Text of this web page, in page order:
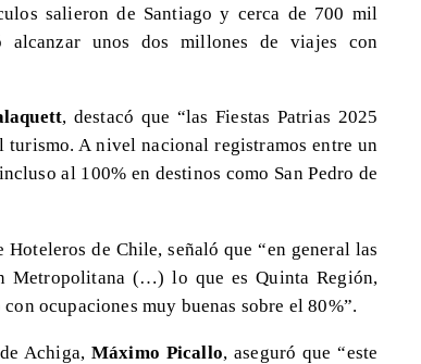
salieron de Santiago y cerca de 700 mil
unos dos millones de viajes con
, destacó que “las Fiestas Patrias 2025
A nivel nacional registramos entre un
al 100% en destinos como San Pedro de
Hoteleros de Chile, señaló que “en general las
Metropolitana (…) lo que es Quinta Región,
ocupaciones muy buenas sobre el 80%”.
Achiga, Máximo Picallo, aseguró que “este